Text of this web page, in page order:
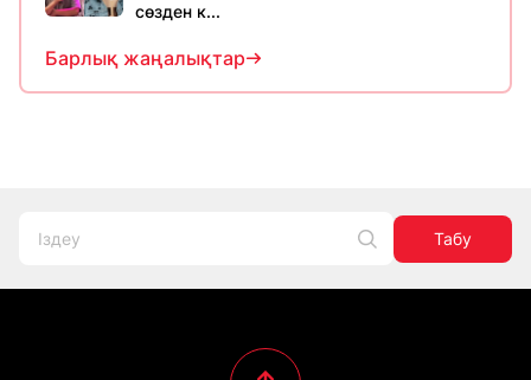
сөзден к...
Барлық жаңалықтар
Табу